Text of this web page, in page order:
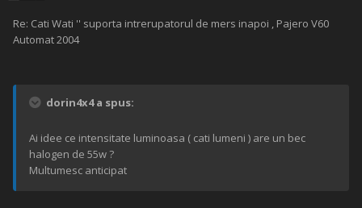
Re: Cati Wati '' suporta intrerupatorul de mers inapoi , Pajero V60
Automat 2004
dorin4x4 a spus:
Ai idee ce intensitate luminoasa ( cati lumeni ) are un bec
halogen de 55w ?
Multumesc anticipat